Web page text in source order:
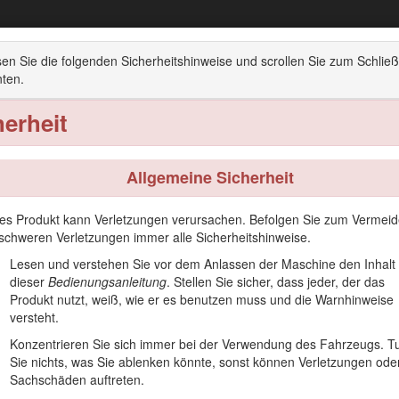
Sie die folgenden Sicherheitshinweise und scrollen Sie zum
Allgemeine Sicherheit
Produkt kann Verletzungen verursachen. Befolgen Sie zum
Verletzungen immer alle Sicherheitshinweise.
Lesen und verstehen Sie vor dem Anlassen der Maschine den Inhalt
dieser Bedienungsanleitung. Stellen Sie sicher, dass jeder, der das
Produkt nutzt, weiß, wie er es benutzen muss und die Warnhinweise
versteht.
Konzentrieren Sie sich immer bei der Verwendung des Fahrzeugs.
Sie nichts, was Sie ablenken könnte, sonst können Verletzungen
Sachschäden auftreten.
Nutzfahrzeug der Serie Workman® MDX
von Personen und Materiallasten gedacht. Der
sich mit dem ordnungsgemäßen Einsatz und der Wartung des
tragen die Verantwortung für einen ordnungsgemäßen und sicheren
und Schulungsunterlagen, Zubehörinformationen, Standort
oder Kundendienst, wenn Sie eine Serviceleistung,
und Seriennummern Ihres Produkts griffbereit. In Bild1ist
Modell- und Seriennummern des Geräts ein.